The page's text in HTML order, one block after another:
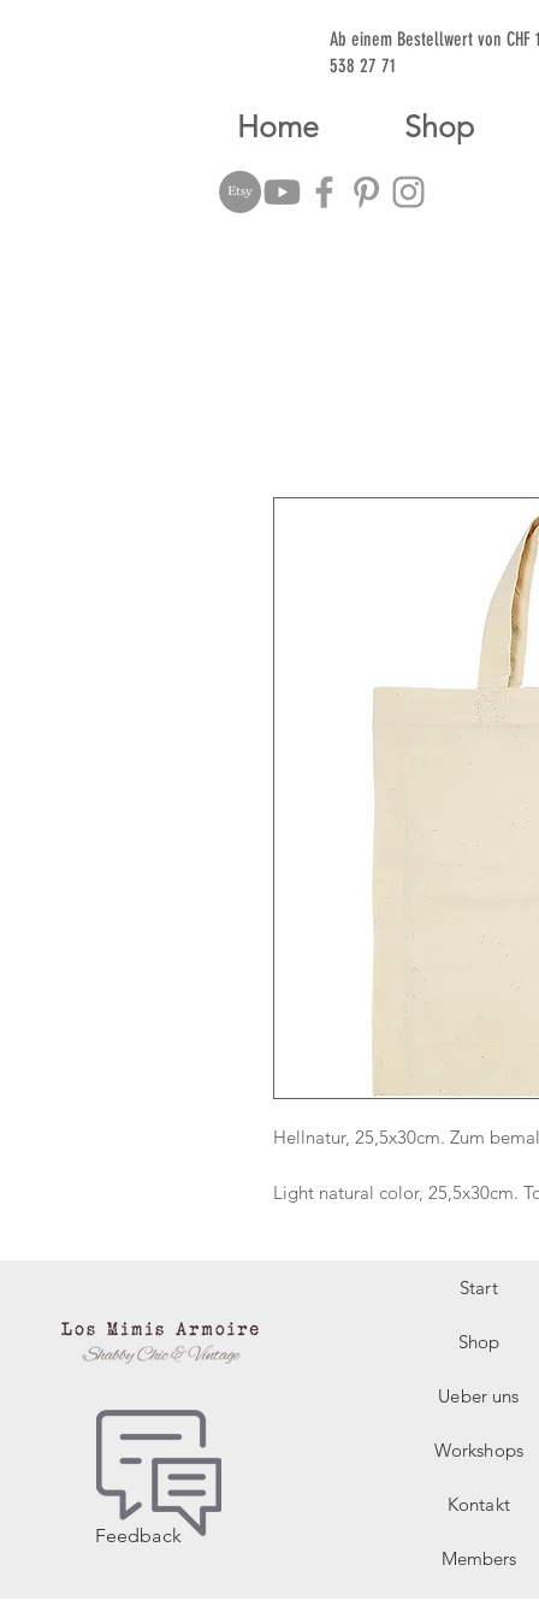
Ab einem Bestellwert von
538 27 71
Home Shop
Hellnatur, 25,5x30cm. Zum
Light natural color, 25,5x30cm.
Feedback
Start
Shop
Ueber uns
Workshops
Kontakt
Members